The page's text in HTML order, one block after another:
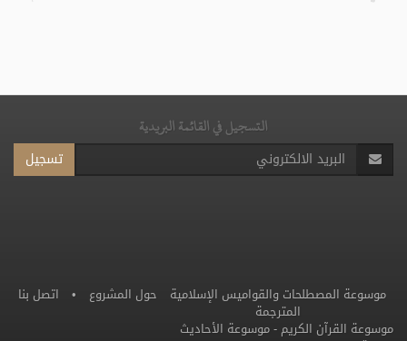
التسجيل في القائمة البريدية
تسجيل
حول المشروع • اتصل بنا موسوعة المصطلحات والقواميس الإسلامية
المترجمة
موسوعة القرآن الكريم -موسوعة الأحاديث